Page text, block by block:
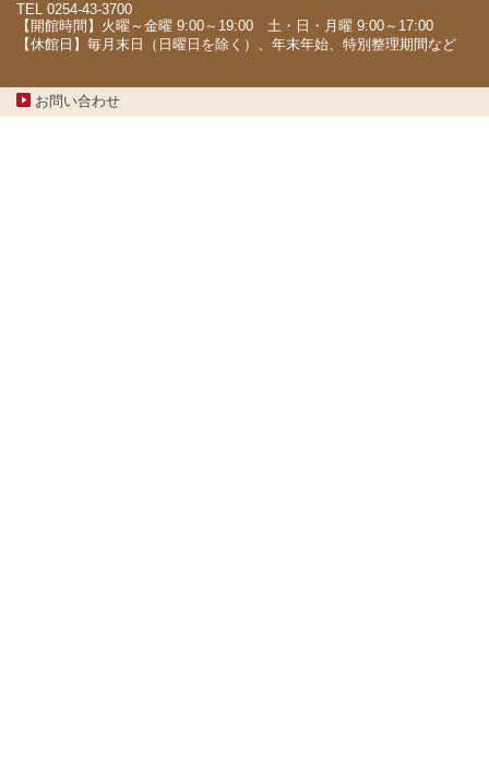
TEL 0254-43-3700
【開館時間】火曜～金曜 9:00～19:00 土・日・月曜 9:00～17:00
【休館日】毎月末日（日曜日を除く）、年末年始、特別整理期間など
お問い合わせ